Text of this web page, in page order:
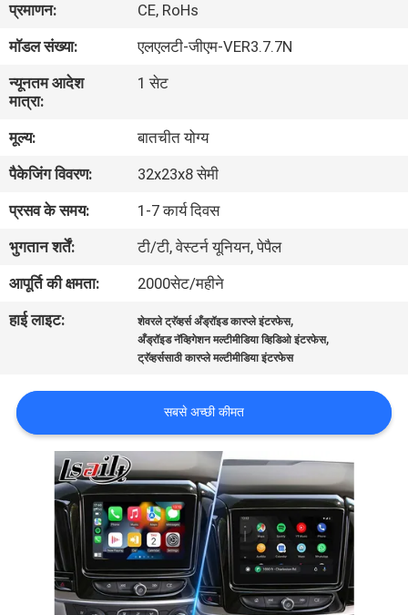
बारे
में
कारखाना
भ्रमण
गुणवत्ता
नियंत्रण
संपर्क
करें
समाचार
मामलों
SITEMAP
PRIVACY
POLICY
प्रमाणन:
CE, RoHs
मॉडल संख्या:
एलएलटी-जीएम-VER3.7.7N
न्यूनतम आदेश
मात्रा:
1 सेट
मूल्य:
बातचीत योग्य
पैकेजिंग विवरण:
32x23x8 सेमी
प्रसव के समय:
1-7 कार्य दिवस
भुगतान शर्तें:
टी/टी, वेस्टर्न यूनियन, पेपैल
आपूर्ति की क्षमता:
2000सेट/महीने
हाई लाइट:
शेवरले ट्रॅव्हर्स अँड्रॉइड कारप्ले इंटरफेस,
अँड्रॉइड नॅव्हिगेशन मल्टीमीडिया व्हिडिओ इंटरफेस,
ट्रॅव्हर्ससाठी कारप्ले मल्टीमीडिया इंटरफेस
सबसे अच्छी कीमत